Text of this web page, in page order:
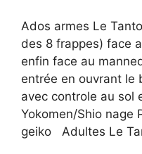
Ados armes Le
des 8 frappes) face
enfin face au
entrée en ouvrant le
avec controle au sol
Yokomen/Shio nage
geiko Adultes Le